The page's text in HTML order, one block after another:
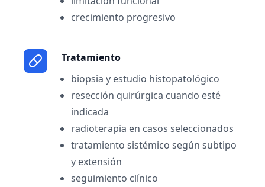
crecimiento progresivo
Tratamiento
biopsia y estudio histopatológico
resección quirúrgica cuando esté
indicada
radioterapia en casos seleccionados
tratamiento sistémico según subtipo
y extensión
seguimiento clínico